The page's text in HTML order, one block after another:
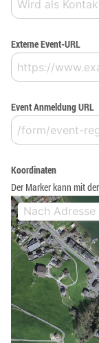
Externe Event-URL
Event Anmeldung URL
Koordinaten
Der Marker kann mit